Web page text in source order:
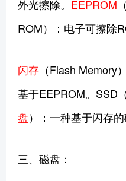
外光擦除。 EEPROM
ROM）：电子可擦除
闪存 （Flash Memory
基于EEPROM。SSD
盘）：一种基于闪存的
三、磁盘：